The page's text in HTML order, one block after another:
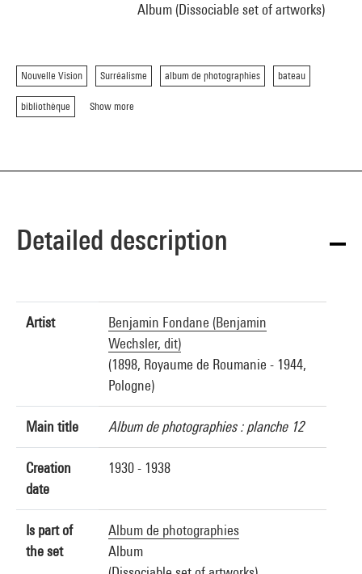
Album (Dissociable set of artworks)
Nouvelle Vision Surréalisme album de photographies bateau
bibliothèque Show more
Detailed description
Artist
Benjamin Fondane (Benjamin
Wechsler, dit)
(1898, Royaume de Roumanie - 1944,
Pologne)
Main title Album de photographies : planche 12
Creation
date
1930 - 1938
Is part of
the set
Album de photographies
Album